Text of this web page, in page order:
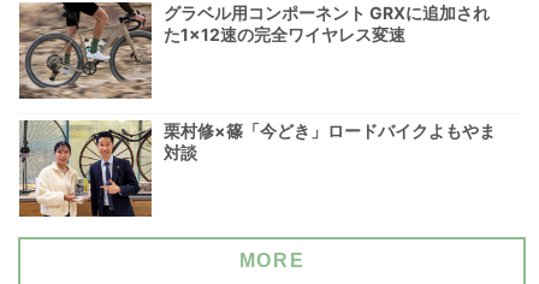
グラベル用コンポーネント GRXに追加され
た1×12速の完全ワイヤレス変速
栗村修×篠「今どき」ロードバイクよもやま
対談
MORE